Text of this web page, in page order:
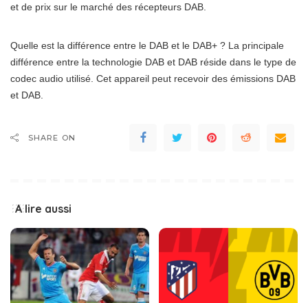
et de prix sur le marché des récepteurs DAB.
Quelle est la différence entre le DAB et le DAB+ ? La principale
différence entre la technologie DAB et DAB réside dans le type de
codec audio utilisé. Cet appareil peut recevoir des émissions DAB
et DAB.
SHARE ON
A lire aussi